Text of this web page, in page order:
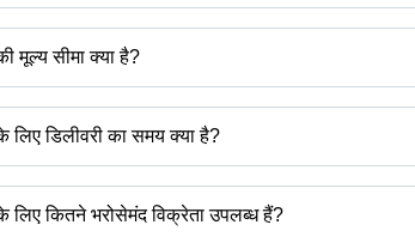
हैं। आप हैदराबाद में स्टार्च प्रोसेसिंग प्लांट निर्माताओं
मूल्य सीमा क्या है?
रेंज हैं -
लिए डिलीवरी का समय क्या है?
डिलीवरी का समय निर्माता और उत्पाद के आधार पर अलग-अलग हो
लग सकता है।
के लिए कितने भरोसेमंद विक्रेता उपलब्ध हैं?